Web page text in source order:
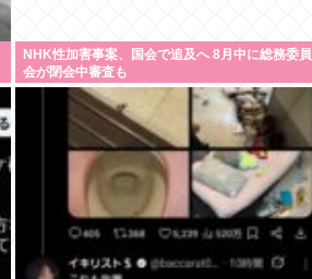
NHK性加害事案、国会で追及へ 8月中に総務委員
会が閉会中審査も